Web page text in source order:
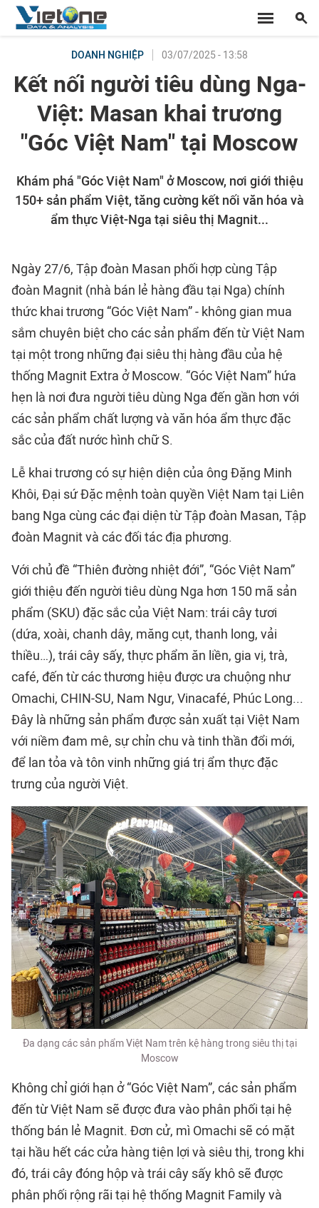
DOANH NGHIỆP 03/07/2025 - 13:58
Kết nối người tiêu dùng Nga-
Việt: Masan khai trương
"Góc Việt Nam" tại Moscow
Khám phá "Góc Việt Nam" ở Moscow, nơi giới thiệu
150+ sản phẩm Việt, tăng cường kết nối văn hóa và
ẩm thực Việt-Nga tại siêu thị Magnit...
Ngày 27/6, Tập đoàn Masan phối hợp cùng Tập
đoàn Magnit (nhà bán lẻ hàng đầu tại Nga) chính
thức khai trương “Góc Việt Nam” - không gian mua
sắm chuyên biệt cho các sản phẩm đến từ Việt Nam
tại một trong những đại siêu thị hàng đầu của hệ
thống Magnit Extra ở Moscow. “Góc Việt Nam” hứa
hẹn là nơi đưa người tiêu dùng Nga đến gần hơn với
các sản phẩm chất lượng và văn hóa ẩm thực đặc
sắc của đất nước hình chữ S.
Lễ khai trương có sự hiện diện của ông Đặng Minh
Khôi, Đại sứ Đặc mệnh toàn quyền Việt Nam tại Liên
bang Nga cùng các đại diện từ Tập đoàn Masan, Tập
đoàn Magnit và các đối tác địa phương.
Với chủ đề “Thiên đường nhiệt đới”, “Góc Việt Nam”
giới thiệu đến người tiêu dùng Nga hơn 150 mã sản
phẩm (SKU) đặc sắc của Việt Nam: trái cây tươi
(dứa, xoài, chanh dây, măng cụt, thanh long, vải
thiều…), trái cây sấy, thực phẩm ăn liền, gia vị, trà,
café, đến từ các thương hiệu được ưa chuộng như
Omachi, CHIN-SU, Nam Ngư, Vinacafé, Phúc Long...
Đây là những sản phẩm được sản xuất tại Việt Nam
với niềm đam mê, sự chỉn chu và tinh thần đổi mới,
để lan tỏa và tôn vinh những giá trị ẩm thực đặc
trưng của người Việt.
Đa dạng các sản phẩm Việt Nam trên kệ hàng trong siêu thị tại
Moscow
Không chỉ giới hạn ở “Góc Việt Nam”, các sản phẩm
đến từ Việt Nam sẽ được đưa vào phân phối tại hệ
thống bán lẻ Magnit. Đơn cử, mì Omachi sẽ có mặt
tại hầu hết các cửa hàng tiện lợi và siêu thị, trong khi
đó, trái cây đóng hộp và trái cây sấy khô sẽ được
phân phối rộng rãi tại hệ thống Magnit Family và